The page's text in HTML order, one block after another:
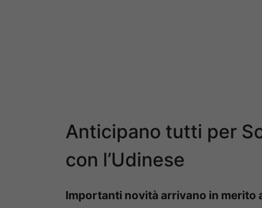
Anticipano tutti per
con l’Udinese
Importanti novità arrivano in merito